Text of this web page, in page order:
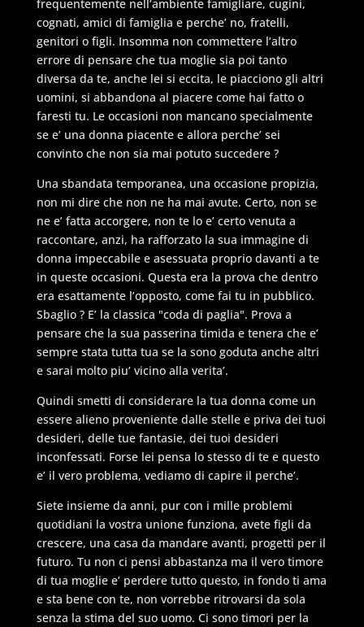
frequentemente nell’ambiente famigliare, cugini,
cognati, amici di famiglia e perche’ no, fratelli,
genitori o figli. Insomma non commettere l’altro
errore di pensare che tua moglie sia poi tanto
diversa da te, anche lei si eccita, le piacciono gli altri
uomini, si abbandona al piacere come hai fatto o
faresti tu. Le occasioni non mancano specialmente
se e’ una donna piacente e allora perche’ sei
convinto che non sia mai potuto succedere ?
Una sbandata temporanea, una occasione propizia,
non mi dire che non ne ha mai avute. Certo, non se
ne e’ fatta accorgere, non te lo e’ certo venuta a
raccontare, anzi, ha rafforzato la sua immagine di
donna impeccabile e asessuata proprio davanti a te
in queste occasioni. Questa era la prova che dentro
era esattamente l’opposto, come fai tu in pubblico.
Sbaglio ? E’ la classica "coda di paglia". Prova a
pensare che la sua passerina timida e tenera che e’
sempre stata tutta tua se la sono goduta anche altri
e sarai molto piu’ vicino alla verita’.
Quindi smetti di considerare la tua donna come un
essere alieno proveniente dalle stelle e priva dei tuoi
desideri, delle tue fantasie, dei tuoi desideri
inconfessati. Forse lei pensa lo stesso di te e questo
e’ il vero problema, vediamo di capire il perche’.
Siete insieme da anni, pur con i mille problemi
quotidiani la vostra unione funziona, avete figli da
crescere, una casa da mandare avanti, progetti per il
futuro. Tu non ci pensi abbastanza ma il vero timore
di tua moglie e’ perdere tutto questo, in fondo ti ama
e sta bene con te, non vorrebbe ritrovarsi da sola
senza la stima del suo uomo. Ci sono timori per la